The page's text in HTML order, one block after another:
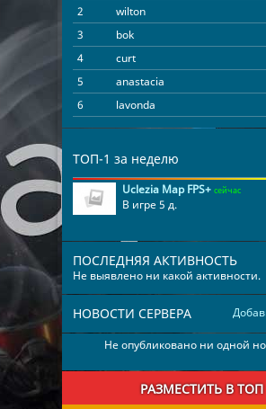
2
wilton
3
bok
4
curt
5
anastacia
6
lavonda
ТОП-1 за неделю
Uclezia Map FPS+ сейчас
В игре 5 д.
ПОСЛЕДНЯЯ АКТИВНОСТЬ
Не выявлено ни какой активности.
НОВОСТИ СЕРВЕРА
Не опубликовано ни одной
РАЗМЕСТИТЬ В ТОП